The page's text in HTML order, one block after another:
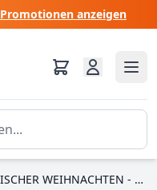
Promotionen anzeigen
NORDISCHER WEIHNACHTEN - HEARTWOOD CREEK